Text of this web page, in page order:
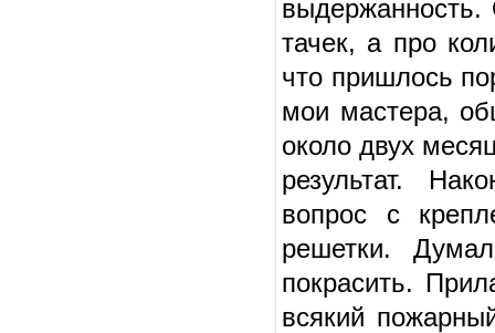
тачек, а про
что пришлось
мои мастера,
около двух
результат.
вопрос с
решетки.
покрасить.
всякий